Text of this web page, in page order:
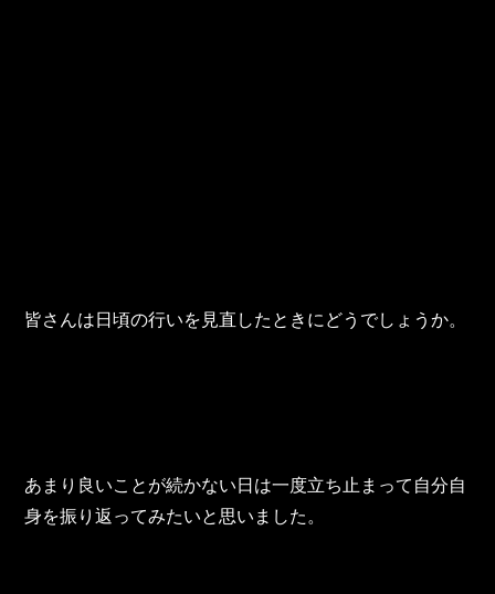
皆さんは日頃の行いを見直したときにどうでしょうか。
あまり良いことが続かない日は一度立ち止まって自分自
身を振り返ってみたいと思いました。